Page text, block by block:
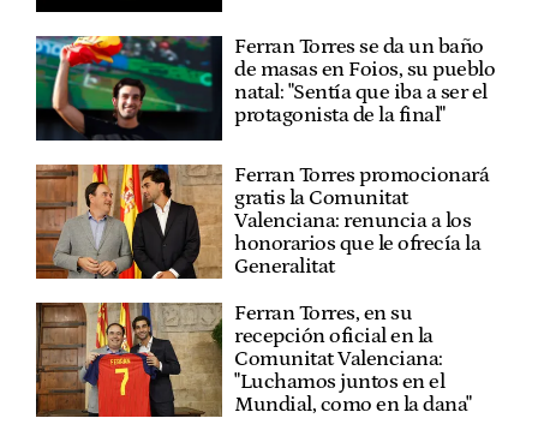
Ferran Torres se da un baño
de masas en Foios, su pueblo
natal: "Sentía que iba a ser el
protagonista de la final"
Ferran Torres promocionará
gratis la Comunitat
Valenciana: renuncia a los
honorarios que le ofrecía la
Generalitat
Ferran Torres, en su
recepción oficial en la
Comunitat Valenciana:
"Luchamos juntos en el
Mundial, como en la dana"